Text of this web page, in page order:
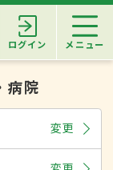
ログイン メニュー
病院
変更